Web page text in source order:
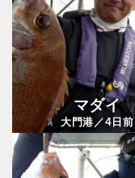
マダイ
大門港／4 日前